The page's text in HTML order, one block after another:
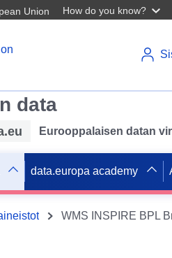
Union How do you know?
data
Eurooppalaisen datan
data.europa academy
WMS INSPIRE BPL